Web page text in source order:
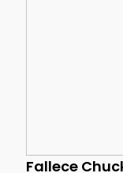
Fallece